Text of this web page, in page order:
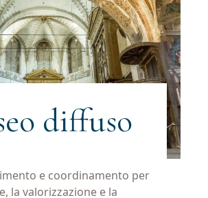
diffuso
e coordinamento per
la valorizzazione e la